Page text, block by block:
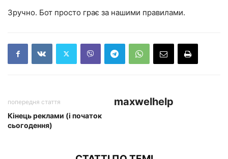
Зручно. Бот просто грає за нашими правилами.
попередня стаття
Кінець реклами (і початок
сьогодення)
maxwelhelp